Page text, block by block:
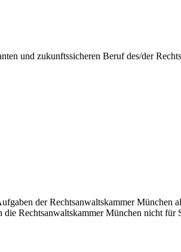
und zukunftssicheren Beruf des/der
der Rechtsanwaltskammer München
Rechtsanwaltskammer München nicht für